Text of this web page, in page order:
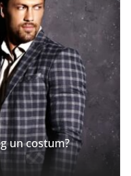
un costum?